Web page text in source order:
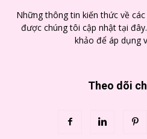
Những thông tin kiến thức về
được chúng tôi cập nhật tại
khảo để áp dụng
Theo dõi